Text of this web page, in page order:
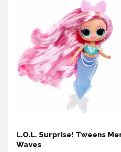
L.O.L. Surprise! Tweens
Waves